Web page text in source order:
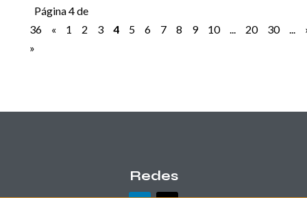
Página 4 de
36
« 1 2 3 4 5 6 7 8 9 10 ... 20 30 ...
»
Redes